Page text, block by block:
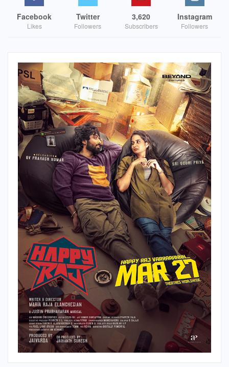
கூட்டு சேர்ந்துள்ளார். ‘பிர்சா முண்டா’ வாழ்க்கை வரலாற்றுப்
கொள்ளும் சூர்யா, அக்க்ஷய்குமார் நடிக்கும் ‘சூரரைப் போற்று’
படத்தை இந்தியில் தயாரிக்கிறார். அது மட்டுமல்ல கடந்த சில
வருடங்களாக அவர் நடித்த படங்களை இந்தியிலும் டப்பிங் செய்து
வெளியிட அவர் எந்த மறுப்பும் சொல்லவில்லை.
சர்ச்சைகள் வரும் போதெல்லாம் தன்னை தமிழுக்கு ஆதரவாகக்
காட்டிக் கொள்ளும் ஏ.ஆர்.ரஹ்மான், இந்தியில் இசையமைத்த
படங்கள் தான் அதிகம் வெற்றி பெற்றுள்ளனஅவரை உலக
அளவிற்கும் கொண்டு சென்றுள்ளன. இப்போதும் இந்தி
சினிமாவை விட்டு அவர் விலகவில்லை.இந்தி தெரியாது போடா’
என்று டி ஷர்ட் போட்டு பரபரப்பை ஏற்படுத்திய சமயத்தில்
இசையமைப்பாளர் யுவன் ஷங்கர் ராஜா, ‛ஐயம் தமிழ் பேசும்
இந்தியன்’ என்ற வாசகம் அடங்கிய டி-ஷர்ட்டை அணிந்திருந்தார்.
இவரும் இந்தியில் ராஜா நட்வர்லால் என்ற படத்தில் பாடல்களுக்கு
மட்டும் இசையமைத்துள்ளார். அதேபோன்று சமீபத்தில் இந்தியில்
டாப் டக்கர் என்ற ஆல்பம் வெளியானது. இதில் ராஷ்மிகா
மந்தனாவுடன்ஆடி, பாடி, நடித்து இசையும் அமைத்திருந்தார்
யுவன்சங்கர்ராஜா அவரைபோன்று ‘இந்தி தெரியாது போடா’ என்று
டி ஷர்ட் போட்டு பரபரப்பை ஏற்படுத்திய தெலுங்கை தாய்
மொழியாகக் கொண்ட ஐஸ்வர்யா ராஜேஷ், ‘டாடி’ என்ற இந்திப்
படத்தில் நடித்திருக்கிறார்.இப்படி சமூகவலைத்தளங்களில்இந்தியை
Facebook
Likes
Twitter
Followers
3,620
Subscribers
Instagram
Followers